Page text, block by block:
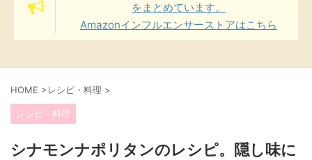
をまとめています。
Amazonインフルエンサーストアはこちら
HOME >レシピ・料理 >
レシピ・料理
シナモンナポリタンのレシピ。隠し味に